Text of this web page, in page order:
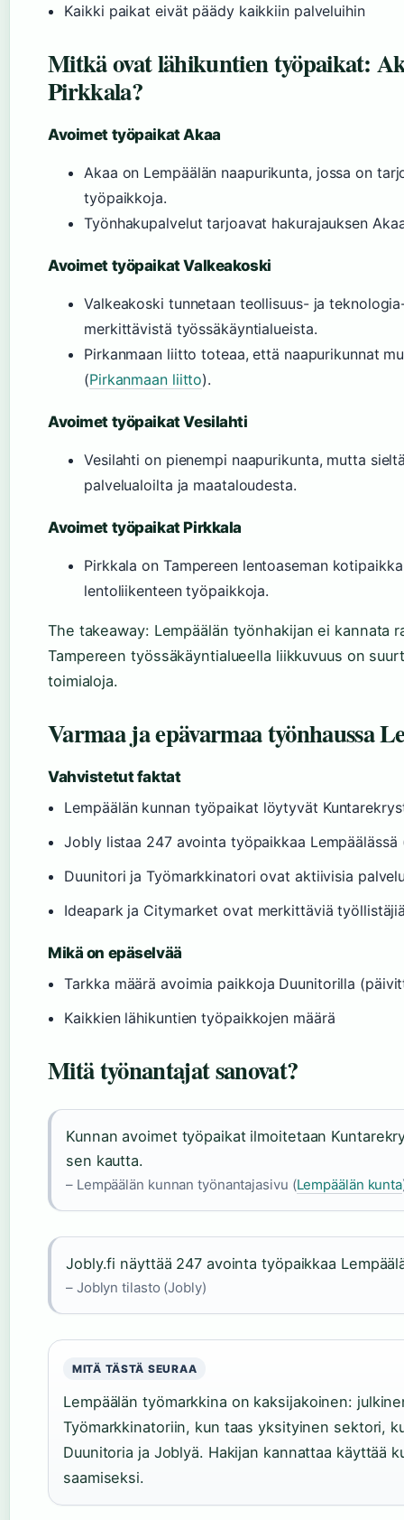
Kaikki paikat eivät päädy kaikkiin palveluihin
Mitkä ovat lähikuntien työpaikat:
Pirkkala?
Avoimet työpaikat Akaa
Akaa on Lempäälän naapurikunta, jossa on
työpaikkoja.
Työnhakupalvelut tarjoavat hakurajauksen
Avoimet työpaikat Valkeakoski
Valkeakoski tunnetaan teollisuus- ja
merkittävistä työssäkäyntialueista.
Pirkanmaan liitto toteaa, että naapurikunnat
(Pirkanmaan liitto).
Avoimet työpaikat Vesilahti
Vesilahti on pienempi naapurikunta, mutta
palvelualoilta ja maataloudesta.
Avoimet työpaikat Pirkkala
Pirkkala on Tampereen lentoaseman
lentoliikenteen työpaikkoja.
The takeaway: Lempäälän työnhakijan ei kannata
Tampereen työssäkäyntialueella liikkuvuus on
toimialoja.
Varmaa ja epävarmaa työnhaussa
Vahvistetut faktat
Lempäälän kunnan työpaikat löytyvät
Jobly listaa 247 avointa työpaikkaa Lempäälässä
Duunitori ja Työmarkkinatori ovat aktiivisia
Ideapark ja Citymarket ovat merkittäviä
Mikä on epäselvää
Tarkka määrä avoimia paikkoja Duunitorilla
Kaikkien lähikuntien työpaikkojen määrä
Mitä työnantajat sanovat?
Kunnan avoimet työpaikat ilmoitetaan
sen kautta.
– Lempäälän kunnan työnantajasivu (Lempäälän kunta
Jobly.fi näyttää 247 avointa työpaikkaa
– Joblyn tilasto (Jobly)
MITÄ TÄSTÄ SEURAA
Lempäälän työmarkkina on kaksijakoinen:
Työmarkkinatoriin, kun taas yksityinen sektori,
Duunitoria ja Joblyä. Hakijan kannattaa käyttää
saamiseksi.